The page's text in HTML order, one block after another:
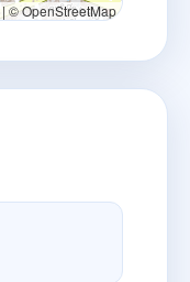
|© OpenStreetMap